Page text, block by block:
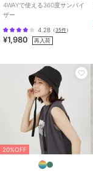
4WAYで使える360度サンバイ
ザー
4.28 （35件）
¥1,980 再入荷
20%OFF